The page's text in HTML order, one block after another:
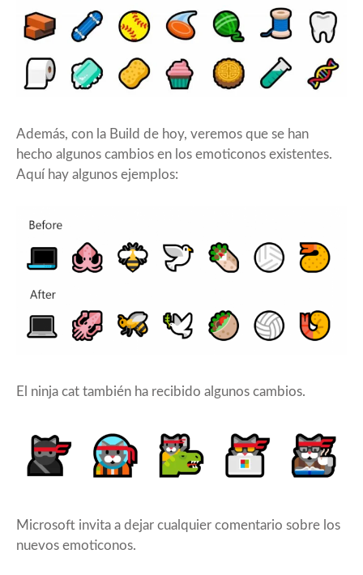
Además, con la Build de hoy, veremos que se han
hecho algunos cambios en los emoticonos existentes.
Aquí hay algunos ejemplos:
El ninja cat también ha recibido algunos cambios.
Microsoft invita a dejar cualquier comentario sobre los
nuevos emoticonos.